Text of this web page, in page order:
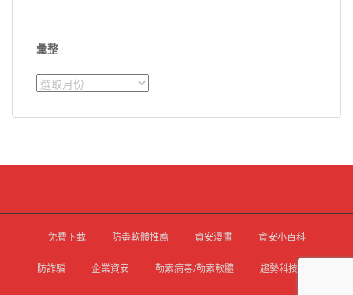
彙整
彙
免費下載 防毒軟體推薦 資安漫畫 資安小百科
防詐騙 企業資安 勒索病毒/勒索軟體 趨勢科技官網